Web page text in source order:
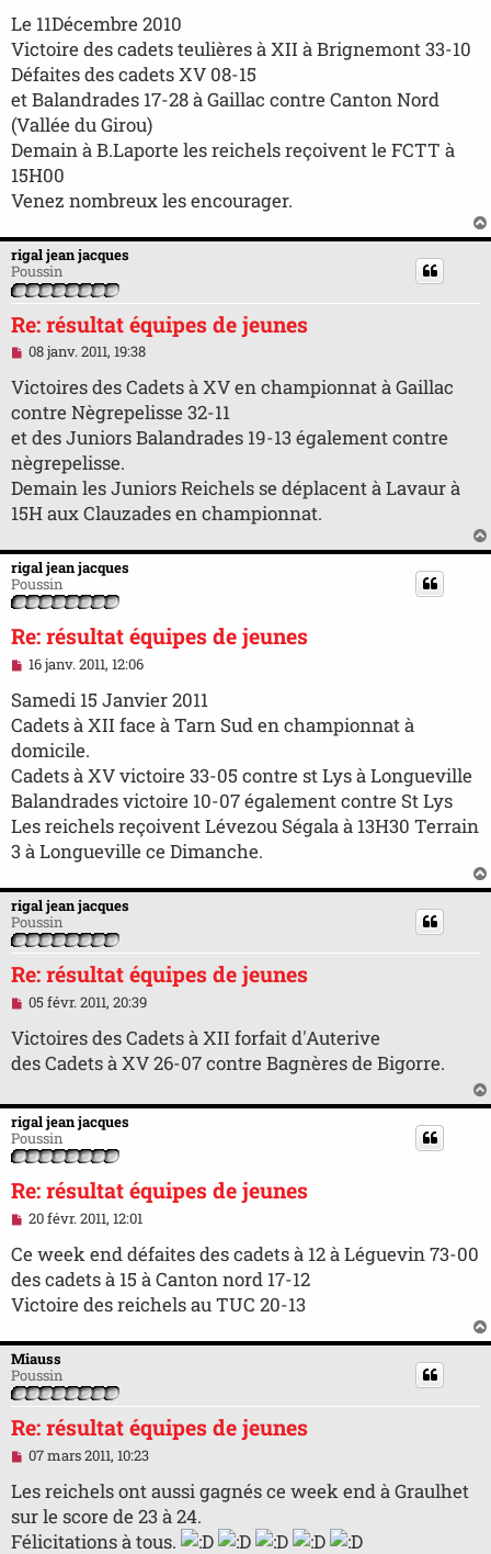
s
s
a
g
e
n
o
n
l
u
Le 11Décembre 2010
Victoire des cadets teulières à XII à Brignemont 33-10
Défaites des cadets XV 08-15
et Balandrades 17-28 à Gaillac contre Canton Nord
(Vallée du Girou)
Demain à B.Laporte les reichels reçoivent le FCTT à
15H00
Venez nombreux les encourager.
rigal jean jacques
Poussin
Re: résultat équipes de jeunes
M
s
s
a
g
e
n
o
n
l
08 janv. 2011, 19:38
Victoires des Cadets à XV en championnat à Gaillac
contre Nègrepelisse 32-11
et des Juniors Balandrades 19-13 également contre
nègrepelisse.
Demain les Juniors Reichels se déplacent à Lavaur à
15H aux Clauzades en championnat.
rigal jean jacques
Poussin
Re: résultat équipes de jeunes
M
s
s
a
g
e
n
o
n
l
u
16 janv. 2011, 12:06
Samedi 15 Janvier 2011
Cadets à XII face à Tarn Sud en championnat à
domicile.
Cadets à XV victoire 33-05 contre st Lys à Longueville
Balandrades victoire 10-07 également contre St Lys
Les reichels reçoivent Lévezou Ségala à 13H30 Terrain
3 à Longueville ce Dimanche.
rigal jean jacques
Poussin
Re: résultat équipes de jeunes
M
s
s
a
e
n
o
n
l
u
05 févr. 2011, 20:39
Victoires des Cadets à XII forfait d'Auterive
des Cadets à XV 26-07 contre Bagnères de Bigorre.
rigal jean jacques
Poussin
Re: résultat équipes de jeunes
M
s
s
a
g
e
o
n
l
u
20 févr. 2011, 12:01
Ce week end défaites des cadets à 12 à Léguevin 73-00
des cadets à 15 à Canton nord 17-12
Victoire des reichels au TUC 20-13
Miauss
Poussin
Re: résultat équipes de jeunes
M
s
s
a
g
07 mars 2011, 10:23
Les reichels ont aussi gagnés ce week end à Graulhet
sur le score de 23 à 24.
Félicitations à tous.